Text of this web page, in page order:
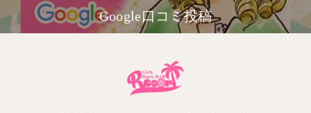
Google口コミ投稿